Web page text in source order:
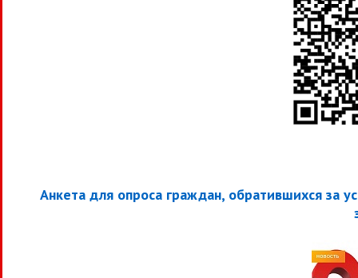
Анкета для опроса граждан, обратившихся за